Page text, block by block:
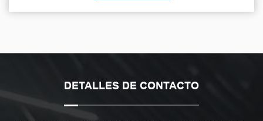
DETALLES DE CONTACTO